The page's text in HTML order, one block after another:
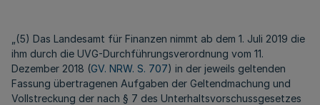
„(5) Das Landesamt für Finanzen nimmt ab dem 1. Juli 2019 die
ihm durch die UVG-Durchführungsverordnung vom 11.
Dezember 2018 (GV. NRW. S. 707) in der jeweils geltenden
Fassung übertragenen Aufgaben der Geltendmachung und
Vollstreckung der nach § 7 des Unterhaltsvorschussgesetzes